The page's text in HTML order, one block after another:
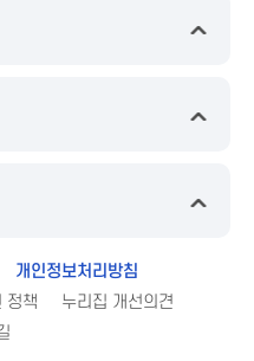
개인정보처리방침
정책
누리집 개선의견